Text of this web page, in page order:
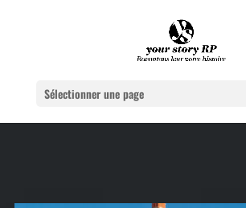
Sélectionner une page